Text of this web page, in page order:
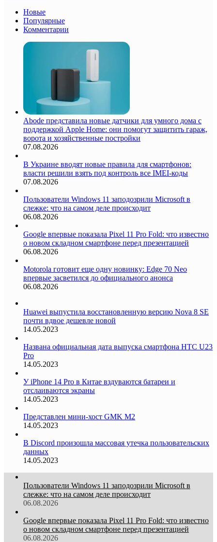
Новые
Популярные
Комментарии
Abode представила новые датчики для умного дома с
поддержкой Apple Home: они помогут защитить гараж,
ворота и хозяйственные постройки
07.08.2026
В Украине вводят новые правила для смартфонов:
власти решили взять под контроль все IMEI-коды
07.08.2026
Пользователи Windows 11 заподозрили Microsoft в
слежке: что на самом деле происходит
06.08.2026
Google впервые показала Pixel 11 Pro Fold: что известно
о новом складном смартфоне перед презентацией
06.08.2026
Motorola готовит еще одну новинку: Edge 70 Neo
впервые засветился до официального анонса
06.08.2026
Huawei выпустила восстановленную версию Nova 8 SE
почти вдвое дешевле новой
14.05.2023
Названа официальная дата выпуска смартфона HTC U23
Pro
14.05.2023
У iPhone 14 Pro в Китае вздуваются батареи и
отслаиваются экраны
14.05.2023
Представлен мини-хост GMK M2
14.05.2023
В Discord произошла массовая утечка пользовательских
данных
14.05.2023
Пользователи Windows 11 заподозрили Microsoft в
слежке: что на самом деле происходит
06.08.2026
Google впервые показала Pixel 11 Pro Fold: что известно
о новом складном смартфоне перед презентацией
06.08.2026